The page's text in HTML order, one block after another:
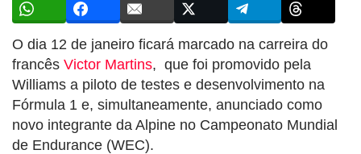
O dia 12 de janeiro ficará marcado na carreira do
francês Victor Martins, que foi promovido pela
Williams a piloto de testes e desenvolvimento na
Fórmula 1 e, simultaneamente, anunciado como
novo integrante da Alpine no Campeonato Mundial
de Endurance (WEC).